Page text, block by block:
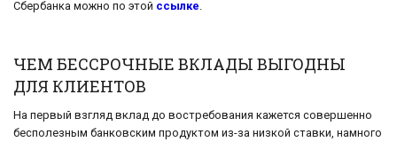
Сбербанка можно по этой ссылке
ЧЕМ БЕССРОЧНЫЕ ВКЛАДЫ ВЫГОДНЫ
ДЛЯ КЛИЕНТОВ
На первый взгляд вклад до востребования кажется совершенно
бесполезным банковским продуктом из-за низкой ставки, намного